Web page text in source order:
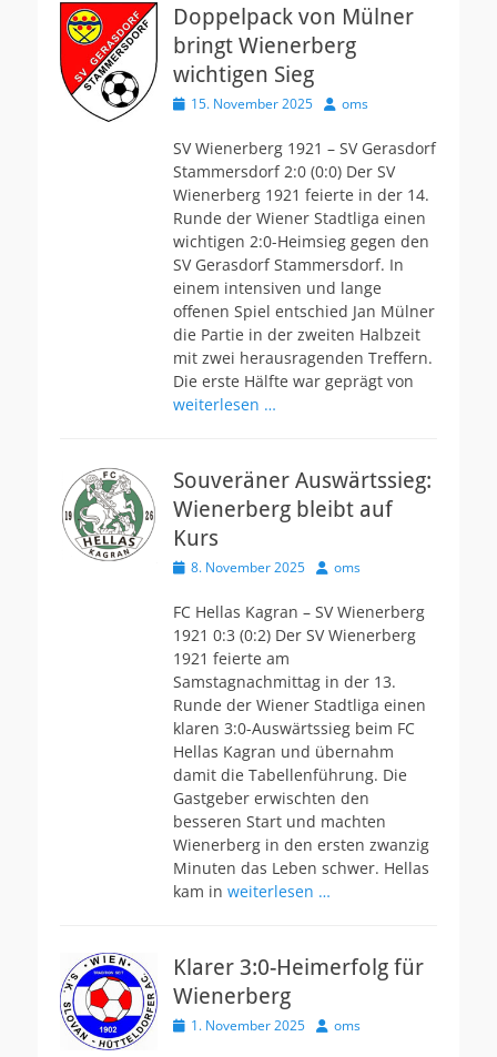
Doppelpack von Mülner
bringt Wienerberg
wichtigen Sieg
Veröffentlicht
15. November 2025 Autoroms
SV Wienerberg 1921 – SV Gerasdorf
Stammersdorf 2:0 (0:0) Der SV
Wienerberg 1921 feierte in der 14.
Runde der Wiener Stadtliga einen
wichtigen 2:0-Heimsieg gegen den
SV Gerasdorf Stammersdorf. In
einem intensiven und lange
offenen Spiel entschied Jan Mülner
die Partie in der zweiten Halbzeit
mit zwei herausragenden Treffern.
Die erste Hälfte war geprägt von
weiterlesen …
Souveräner Auswärtssieg:
Wienerberg bleibt auf
Kurs
Veröffentlicht
8. November 2025 Autoroms
FC Hellas Kagran – SV Wienerberg
1921 0:3 (0:2) Der SV Wienerberg
1921 feierte am
Samstagnachmittag in der 13.
Runde der Wiener Stadtliga einen
klaren 3:0-Auswärtssieg beim FC
Hellas Kagran und übernahm
damit die Tabellenführung. Die
Gastgeber erwischten den
besseren Start und machten
Wienerberg in den ersten zwanzig
Minuten das Leben schwer. Hellas
kam in weiterlesen …
Klarer 3:0-Heimerfolg für
Wienerberg
Veröffentlicht
1. November 2025 Autoroms